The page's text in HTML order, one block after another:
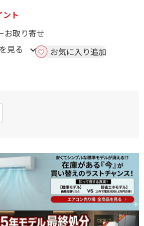
ント
お取り寄せ
見る お気に入り追加